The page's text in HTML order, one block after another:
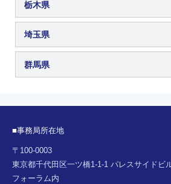
栃木県
埼玉県
群馬県
■事務局所在地
〒100-0003
東京都千代田区一ツ橋1-1-1 パレスサイド
フォーラム内